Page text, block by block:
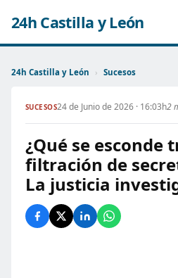
24h Castilla y León
24h Castilla y León › Sucesos
SUCESOS24 de Junio de 2026 · 16:03h2
¿Qué se esconde
filtración de
La justicia